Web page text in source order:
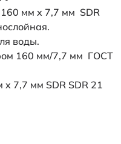
мм x 7,7 мм SDR
воды.
160 мм/7,7 мм ГОСТ
x 7,7 мм SDR SDR 21